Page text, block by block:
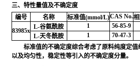
三、特性量值及不确定度
编号
名称 标准值(mmol/L)CAS No.
83985x
L-谷氨酰胺 1 56-85-9
L-天冬酰胺
1 70-47-3
标准值的不确定度综合考虑了原料纯度定
以及均匀性，稳定性等引入的不确定度分量。